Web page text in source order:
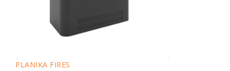
PLANIKA FIRES